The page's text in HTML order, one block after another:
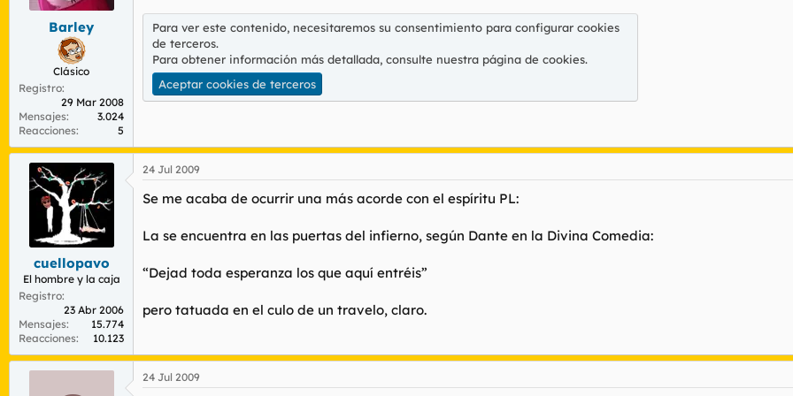
Barley
Clásico
Registro
29 Mar 2008
Mensajes
3.024
Reacciones
5
Para ver este contenido, necesitaremos su consentimiento para configurar cookies
de terceros.
Para obtener información más detallada, consulte nuestra página de cookies.
Aceptar cookies de terceros
cuellopavo
El hombre y la caja
Registro
23 Abr 2006
Mensajes
15.774
Reacciones
10.123
24 Jul 2009
Se me acaba de ocurrir una más acorde con el espíritu PL:
La se encuentra en las puertas del infierno, según Dante en la Divina Comedia:
“Dejad toda esperanza los que aquí entréis”
pero tatuada en el culo de un travelo, claro.
24 Jul 2009